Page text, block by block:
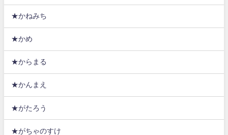
★かねみち
★かめ
★からまる
★かんまえ
★がたろう
★がちゃのすけ